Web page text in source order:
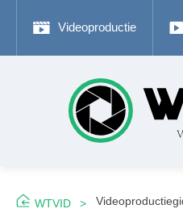
Videoproductie
WTVID